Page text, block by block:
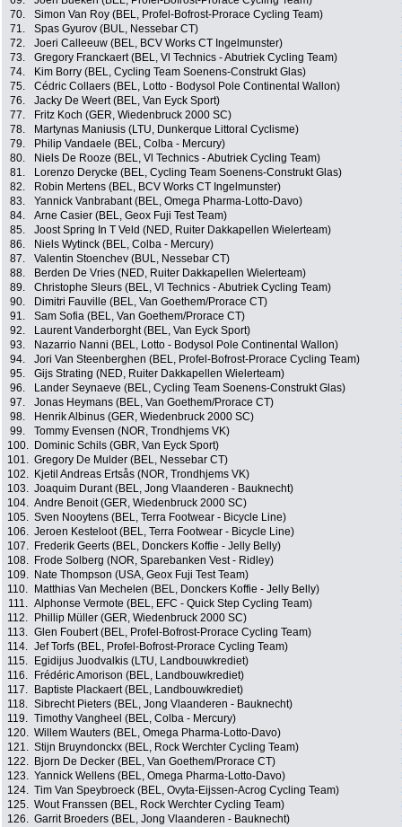
70.
Simon Van Roy (BEL, Profel-Bofrost-Prorace Cycling Team)
71.
Spas Gyurov (BUL, Nessebar CT)
72.
Joeri Calleeuw (BEL, BCV Works CT Ingelmunster)
73.
Gregory Franckaert (BEL, Vl Technics - Abutriek Cycling Team)
74.
Kim Borry (BEL, Cycling Team Soenens-Construkt Glas)
75.
Cédric Collaers (BEL, Lotto - Bodysol Pole Continental Wallon)
76.
Jacky De Weert (BEL, Van Eyck Sport)
77.
Fritz Koch (GER, Wiedenbruck 2000 SC)
78.
Martynas Maniusis (LTU, Dunkerque Littoral Cyclisme)
79.
Philip Vandaele (BEL, Colba - Mercury)
80.
Niels De Rooze (BEL, Vl Technics - Abutriek Cycling Team)
81.
Lorenzo Derycke (BEL, Cycling Team Soenens-Construkt Glas)
82.
Robin Mertens (BEL, BCV Works CT Ingelmunster)
83.
Yannick Vanbrabant (BEL, Omega Pharma-Lotto-Davo)
84.
Arne Casier (BEL, Geox Fuji Test Team)
85.
Joost Spring In T Veld (NED, Ruiter Dakkapellen Wielerteam)
86.
Niels Wytinck (BEL, Colba - Mercury)
87.
Valentin Stoenchev (BUL, Nessebar CT)
88.
Berden De Vries (NED, Ruiter Dakkapellen Wielerteam)
89.
Christophe Sleurs (BEL, Vl Technics - Abutriek Cycling Team)
90.
Dimitri Fauville (BEL, Van Goethem/Prorace CT)
91.
Sam Sofia (BEL, Van Goethem/Prorace CT)
92.
Laurent Vanderborght (BEL, Van Eyck Sport)
93.
Nazarrio Nanni (BEL, Lotto - Bodysol Pole Continental Wallon)
94.
Jori Van Steenberghen (BEL, Profel-Bofrost-Prorace Cycling Team)
95.
Gijs Strating (NED, Ruiter Dakkapellen Wielerteam)
96.
Lander Seynaeve (BEL, Cycling Team Soenens-Construkt Glas)
97.
Jonas Heymans (BEL, Van Goethem/Prorace CT)
98.
Henrik Albinus (GER, Wiedenbruck 2000 SC)
99.
Tommy Evensen (NOR, Trondhjems VK)
100.
Dominic Schils (GBR, Van Eyck Sport)
101. Gregory De Mulder (BEL, Nessebar CT)
102.
Kjetil Andreas Ertsås (NOR, Trondhjems VK)
103. Joaquim Durant (BEL, Jong Vlaanderen - Bauknecht)
104. Andre Benoit (GER, Wiedenbruck 2000 SC)
105. Sven Nooytens (BEL, Terra Footwear - Bicycle Line)
106. Jeroen Kesteloot (BEL, Terra Footwear - Bicycle Line)
107.
Frederik Geerts (BEL, Donckers Koffie - Jelly Belly)
108.
Frode Solberg (NOR, Sparebanken Vest - Ridley)
109.
Nate Thompson (USA, Geox Fuji Test Team)
110.
Matthias Van Mechelen (BEL, Donckers Koffie - Jelly Belly)
111. Alphonse Vermote (BEL, EFC - Quick Step Cycling Team)
112.
Phillip Müller (GER, Wiedenbruck 2000 SC)
113. Glen Foubert (BEL, Profel-Bofrost-Prorace Cycling Team)
114. Jef Torfs (BEL, Profel-Bofrost-Prorace Cycling Team)
115.
Egidijus Juodvalkis (LTU, Landbouwkrediet)
116.
Frédéric Amorison (BEL, Landbouwkrediet)
117.
Baptiste Plackaert (BEL, Landbouwkrediet)
118. Sibrecht Pieters (BEL, Jong Vlaanderen - Bauknecht)
119. Timothy Vangheel (BEL, Colba - Mercury)
120. Willem Wauters (BEL, Omega Pharma-Lotto-Davo)
121. Stijn Bruyndonckx (BEL, Rock Werchter Cycling Team)
122.
Bjorn De Decker (BEL, Van Goethem/Prorace CT)
123. Yannick Wellens (BEL, Omega Pharma-Lotto-Davo)
124. Tim Van Speybroeck (BEL, Ovyta-Eijssen-Acrog Cycling Team)
125. Wout Franssen (BEL, Rock Werchter Cycling Team)
126. Garrit Broeders (BEL, Jong Vlaanderen - Bauknecht)